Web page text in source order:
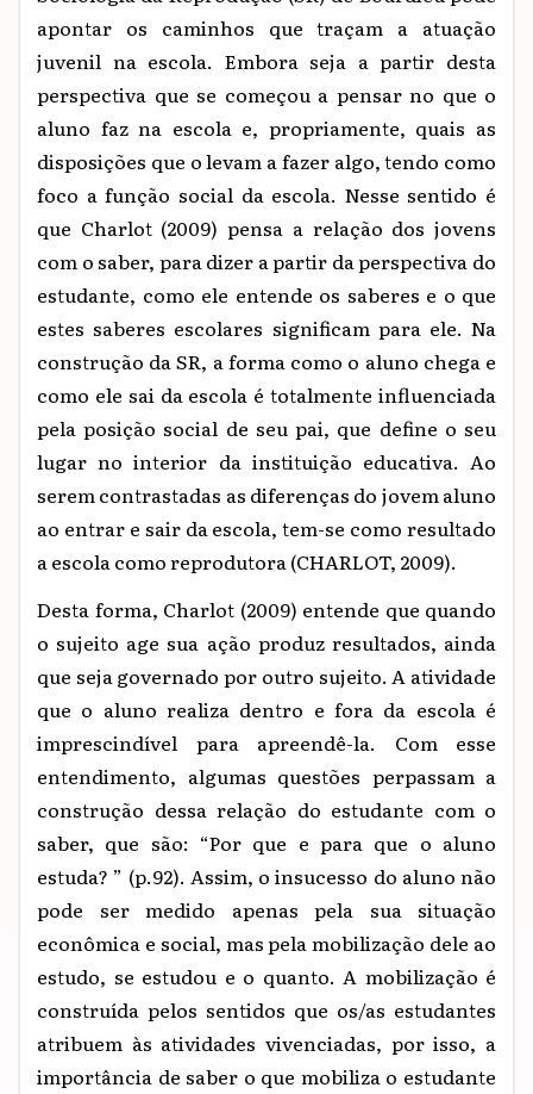
apontar os caminhos que traçam a atuação
juvenil na escola. Embora seja a partir desta
perspectiva que se começou a pensar no que o
aluno faz na escola e, propriamente, quais as
disposições que o levam a fazer algo, tendo como
foco a função social da escola. Nesse sentido é
que Charlot (2009) pensa a relação dos jovens
com o saber, para dizer a partir da perspectiva do
estudante, como ele entende os saberes e o que
estes saberes escolares significam para ele. Na
construção da SR, a forma como o aluno chega e
como ele sai da escola é totalmente influenciada
pela posição social de seu pai, que define o seu
lugar no interior da instituição educativa. Ao
serem contrastadas as diferenças do jovem aluno
ao entrar e sair da escola, tem-se como resultado
a escola como reprodutora (CHARLOT, 2009).
Desta forma, Charlot (2009) entende que quando
o sujeito age sua ação produz resultados, ainda
que seja governado por outro sujeito. A atividade
que o aluno realiza dentro e fora da escola é
imprescindível para apreendê-la. Com esse
entendimento, algumas questões perpassam a
construção dessa relação do estudante com o
saber, que são: “Por que e para que o aluno
estuda? ” (p.92). Assim, o insucesso do aluno não
pode ser medido apenas pela sua situação
econômica e social, mas pela mobilização dele ao
estudo, se estudou e o quanto. A mobilização é
construída pelos sentidos que os/as estudantes
atribuem às atividades vivenciadas, por isso, a
importância de saber o que mobiliza o estudante